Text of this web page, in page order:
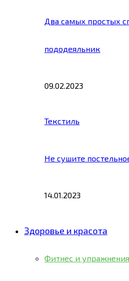
Два самых простых
пододеяльник
09.02.2023
Текстиль
Не сушите
14.01.2023
Здоровье и красота
Фитнес и упражнения